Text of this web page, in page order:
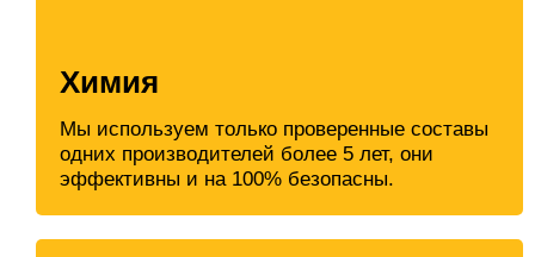
Химия
Мы используем только проверенные составы
одних производителей более 5 лет, они
эффективны и на 100% безопасны.